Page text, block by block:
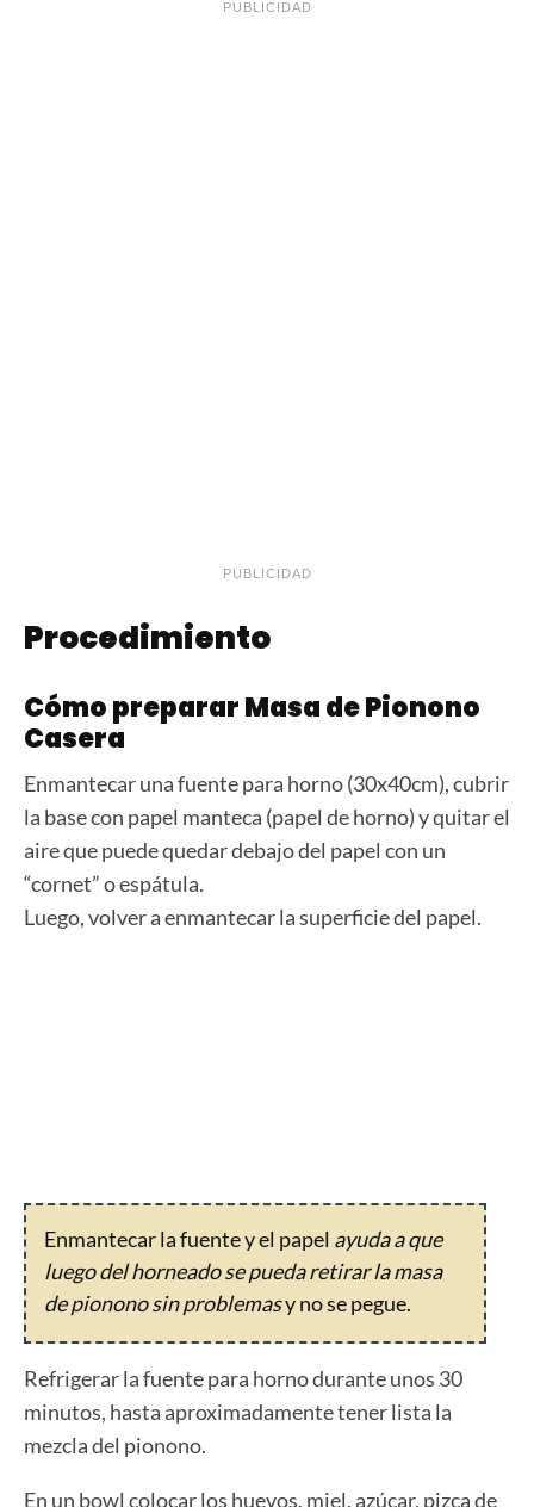
PUBLICIDAD
PUBLICIDAD
Procedimiento
Cómo preparar Masa de Pionono
Casera
Enmantecar una fuente para horno (30x40cm), cubrir
la base con papel manteca (papel de horno) y quitar el
aire que puede quedar debajo del papel con un
“cornet” o espátula.
Luego, volver a enmantecar la superficie del papel.
Enmantecar la fuente y el papel ayuda a que
luego del horneado se pueda retirar la masa
de pionono sin problemasy no se pegue.
Refrigerar la fuente para horno durante unos 30
minutos, hasta aproximadamente tener lista la
mezcla del pionono.
En un bowl colocar los huevos, miel, azúcar, pizca de